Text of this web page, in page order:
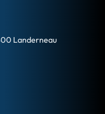
Landerneau